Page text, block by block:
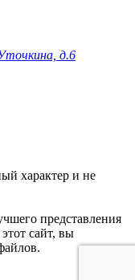
д.6
характер и не
представления
сайт, вы